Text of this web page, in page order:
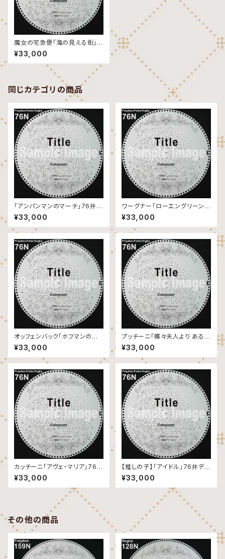
魔女の宅急便「海の見える街」7
6弁ディスク
¥33,000
同じカテゴリの商品
「アンパンマンのマーチ」76弁デ
ィスク
¥33,000
ワーグナー「ローエングリーン
より 婚礼の合唱」76弁ディスク
¥33,000
オッフェンバック「ホフマンの舟
歌」76弁ディスク
¥33,000
プッチーニ「蝶々夫人より ある晴
れた日に」76弁ディスク
¥33,000
カッチーニ「アヴェ・マリア」76弁
ディスク
¥33,000
【推しの子】「アイドル」76弁ディ
スク
¥33,000
その他の商品